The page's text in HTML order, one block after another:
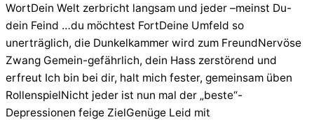
WortDein Welt zerbricht langsam und jeder –meinst Du-
dein Feind …du möchtest FortDeine Umfeld so
unerträglich, die Dunkelkammer wird zum FreundNervöse
Zwang Gemein-gefährlich, dein Hass zerstörend und
erfreut Ich bin bei dir, halt mich fester, gemeinsam üben
RollenspielNicht jeder ist nun mal der „beste“-
Depressionen feige ZielGenüge Leid mit